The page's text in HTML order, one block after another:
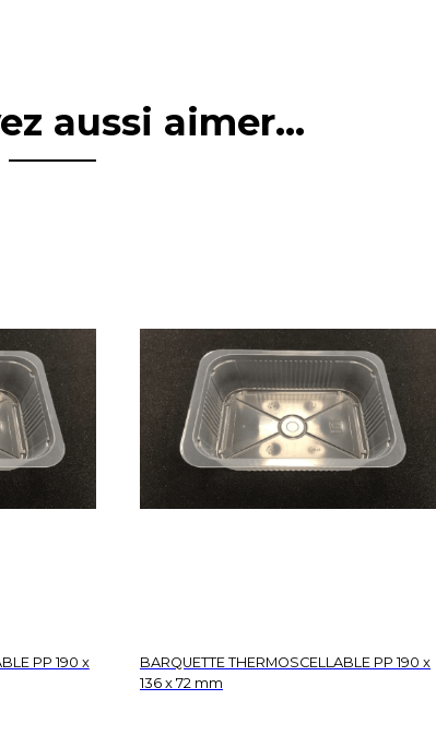
aussi aimer...
PP 190 x
BARQUETTE THERMOSCELLABLE PP 190 x
136 x 72 mm